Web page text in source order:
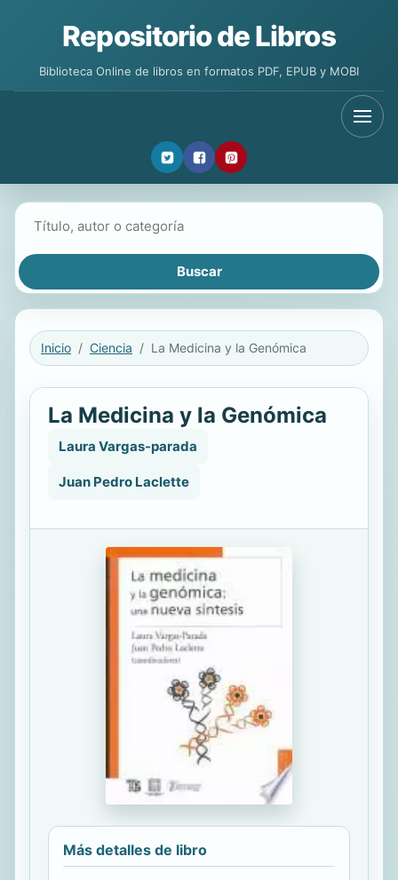
Repositorio de Libros
Biblioteca Online de libros en formatos PDF, EPUB y MOBI
Inicio Ciencia La Medicina y la Genómica
La Medicina y la Genómica
Laura Vargas-parada
Juan Pedro Laclette
Más detalles de libro